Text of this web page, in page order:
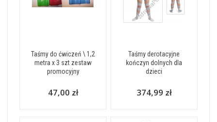
Taśmy do ćwiczeń \ 1,2
metra x 3 szt zestaw
promocyjny
47,00 zł
Taśmy derotacyjne
kończyn dolnych dla
dzieci
374,99 zł